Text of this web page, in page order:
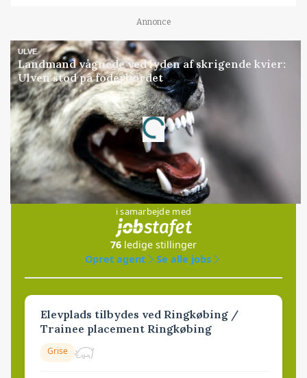
Annonce
ULVE
Landmand vågnede ved lyden af skrigende kvier:
Ulven stod på foderbordet
Annonce
Loading...
Jobs
i samarbejde med
76 ledige stillinger
Opret agent
Se alle jobs
Elevplads tilbydes ved Ringkøbing /
Trainee placement Ringkøbing
Grise